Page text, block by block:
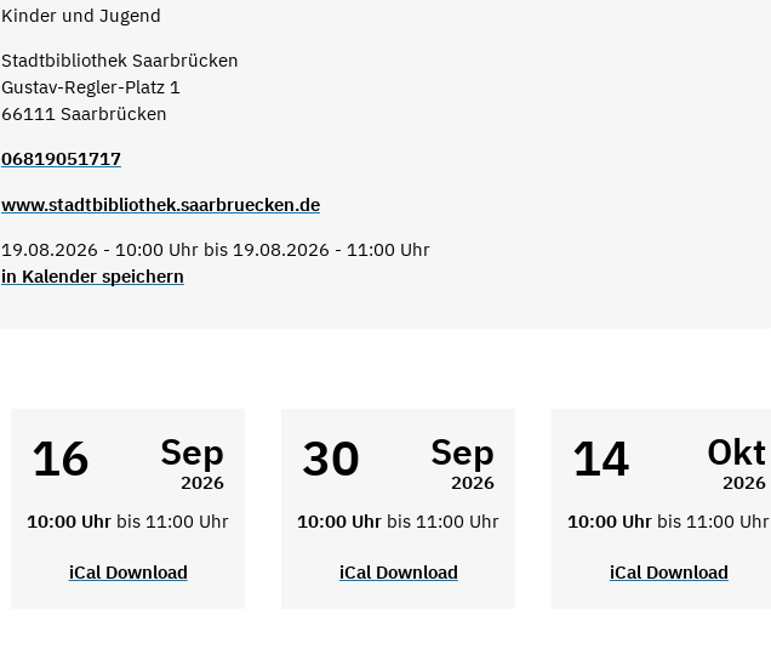
Kinder und Jugend
Stadtbibliothek Saarbrücken
Gustav-Regler-Platz 1
66111 Saarbrücken
06819051717
www.stadtbibliothek.saarbruecken.de
19.08.2026 - 10:00 Uhr bis 19.08.2026 - 11:00 Uhr
in Kalender speichern
16 Sep
2026
10:00 Uhr bis 11:00 Uhr
iCal Download
30 Sep
2026
10:00 Uhr bis 11:00 Uhr
iCal Download
14 Okt
2026
10:00 Uhr bis 11:00 Uhr
iCal Download